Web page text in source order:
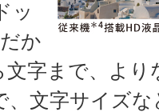
ッ
だか
文字まで、よ
、文字サイズ